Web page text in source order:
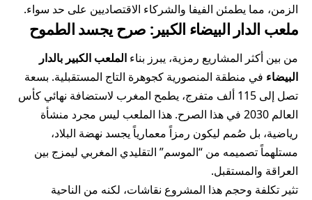
الزمن، مما يطمئن الفيفا والشركاء الاقتصاديين على حد سواء.
ملعب الدار البيضاء الكبير: صرح يجسد الطموح
من بين أكثر المشاريع رمزية، يبرز بناء الملعب الكبير بالدار
البيضاء في منطقة المنصورية كجوهرة التاج المستقبلية. بسعة
تصل إلى 115 ألف متفرج، يطمح المغرب لاستضافة نهائي كأس
العالم 2030 في هذا الصرح. هذا الملعب ليس مجرد منشأة
رياضية، بل صُمم ليكون رمزاً معمارياً يجسد نهضة البلاد،
مستلهماً تصميمه من “الموسم” التقليدي المغربي ليمزج بين
العراقة والمستقبل.
تثير تكلفة وحجم هذا المشروع نقاشات، لكنه من الناحية